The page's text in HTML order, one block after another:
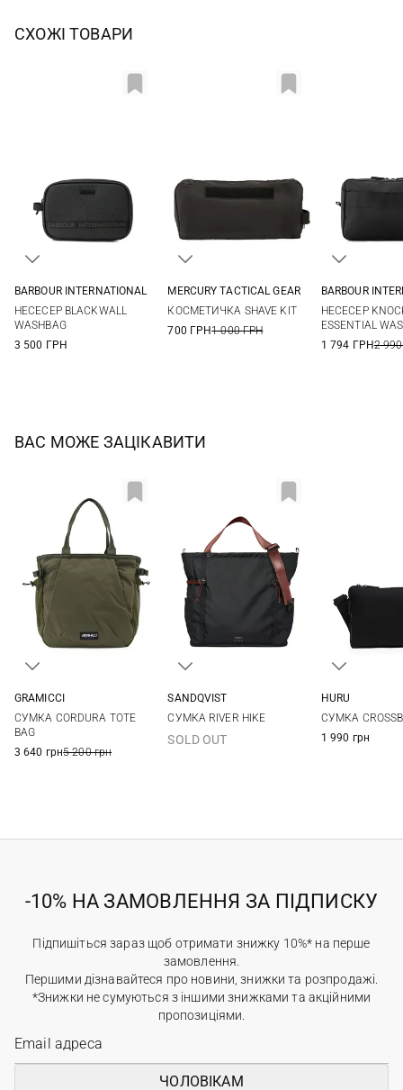
СХОЖІ ТОВАРИ
BARBOUR INTERNATIONAL
НЕСЕСЕР BLACKWALL
WASHBAG
3 500 ГРН
MERCURY TACTICAL GEAR
КОСМЕТИЧКА SHAVE KIT
700 ГРН1 000 ГРН
BARBOUR
НЕСЕСЕР
ESSENTIAL
1 794 ГРН2
ВАС МОЖЕ ЗАЦІКАВИТИ
GRAMICCI
СУМКА CORDURA TOTE
BAG
3 640 грн5 200 грн
SANDQVIST
СУМКА RIVER HIKE
SOLD OUT
HURU
СУМКА
1 990 грн
-10% НА ЗАМОВЛЕННЯ ЗА ПІДПИСКУ
Підпишіться зараз щоб отримати знижку 10%* на перше
замовлення.
Першими дізнавайтеся про новини, знижки та розпродажі.
*Знижки не сумуються з іншими знижками та акційними
пропозиціями.
ЧОЛОВІКАМ